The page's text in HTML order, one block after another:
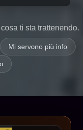
ti sta trattenendo.
Mi servono più info